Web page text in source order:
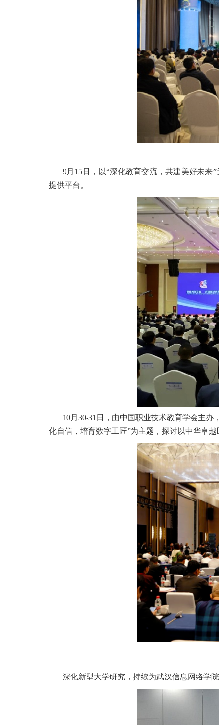
9月15日，以“深化教育交流，共建美好未来
提供平台。
10月30-31日，由中国职业技术教育学会主
化自信，培育数字工匠”为主题，探讨以中华卓
深化新型大学研究，持续为武汉信息网络学